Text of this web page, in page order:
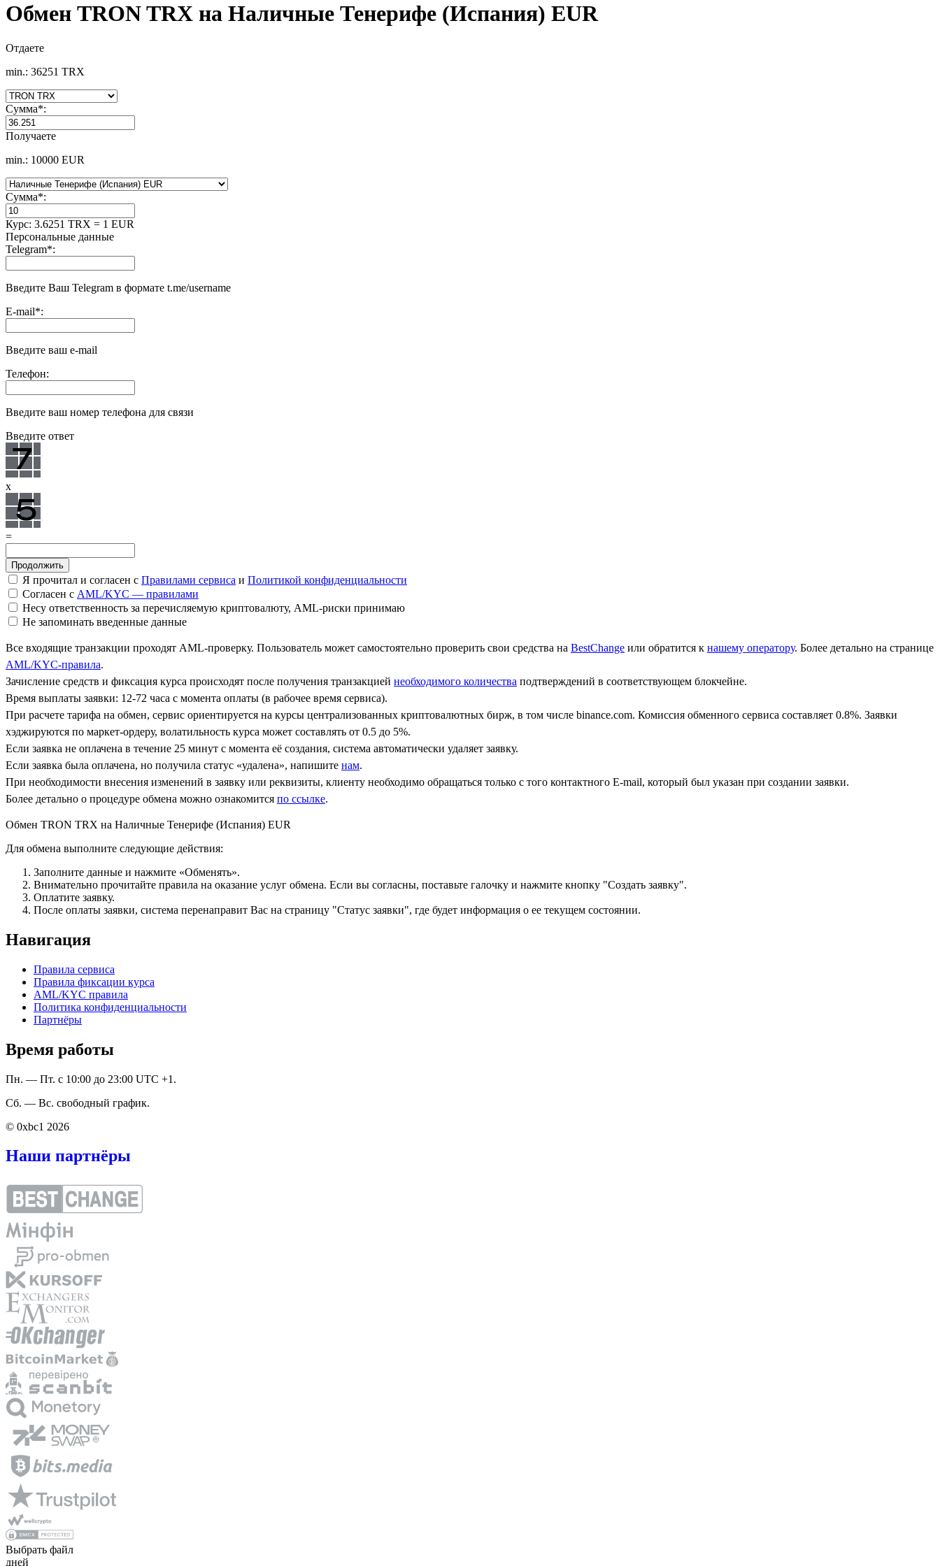
Обмен TRON TRX на Наличные Тенерифе (Испания) EUR
Отдаете
min.: 36251 TRX
Сумма*:
Получаете
min.: 10000 EUR
Сумма*:
Курс: 3.6251 TRX = 1 EUR
Персональные данные
Telegram*:
Введите Ваш Telegram в формате t.me/username
E-mail*:
Введите ваш e-mail
Телефон:
Введите ваш номер телефона для связи
Введите ответ
x
=
Я прочитал и согласен с Правилами сервиса и Политикой конфиденциальности
Согласен с AML/KYC — правилами
Несу ответственность за перечисляемую криптовалюту, AML-риски принимаю
Не запоминать введенные данные
Все входящие транзакции проходят AML-проверку. Пользователь может самостоятельно проверить свои средства на BestChange или обратится к нашему оператору. Более детально на странице
AML/KYC-правила.
Зачисление средств и фиксация курса происходят после получения транзакцией необходимого количества подтверждений в соответствующем блокчейне.
Время выплаты заявки: 12-72 часа с момента оплаты (в рабочее время сервиса).
При расчете тарифа на обмен, сервис ориентируется на курсы централизованных криптовалютных бирж, в том числе binance.com. Комиссия обменного сервиса составляет 0.8%. Заявки
хэджируются по маркет-ордеру, волатильность курса может составлять от 0.5 до 5%.
Если заявка не оплачена в течение 25 минут с момента её создания, система автоматически удаляет заявку.
Если заявка была оплачена, но получила статус «удалена», напишите нам.
При необходимости внесения изменений в заявку или реквизиты, клиенту необходимо обращаться только с того контактного Е-mail, который был указан при создании заявки.
Более детально о процедуре обмена можно ознакомится по ссылке.
Обмен TRON TRX на Наличные Тенерифе (Испания) EUR
Для обмена выполните следующие действия:
Заполните данные и нажмите «Обменять».
Внимательно прочитайте правила на оказание услуг обмена. Если вы согласны, поставьте галочку и нажмите кнопку "Создать заявку".
Оплатите заявку.
После оплаты заявки, система перенаправит Вас на страницу "Статус заявки", где будет информация о ее текущем состоянии.
Навигация
Правила сервиса
Правила фиксации курса
AML/KYC правила
Политика конфиденциальности
Партнёры
Время работы
Пн. — Пт. с 10:00 до 23:00 UTC +1.
Сб. — Вс. свободный график.
© 0xbc1 2026
Наши партнёры
Выбрать файл
дней